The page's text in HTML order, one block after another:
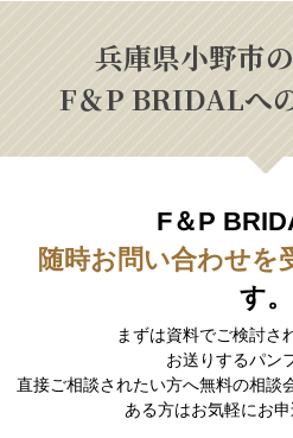
兵庫県小野市
F＆P BRIDALへ
F＆P
随時お問い合わせを
す。
まずは資料でご検討さ
お送りするパン
直接ご相談されたい方へ無料の相談
ある方はお気軽にお申